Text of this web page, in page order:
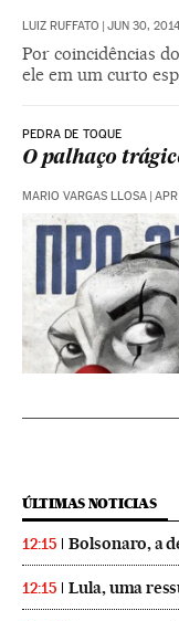
LUIZ RUFFATO JUN 30,
Por coincidências
ele em um curto
PEDRA DE TOQUE
O palhaço
MARIO VARGAS LLOSA
ÚLTIMAS NOTICIAS
12:15 Bolsonaro, a
12:15 Lula, uma